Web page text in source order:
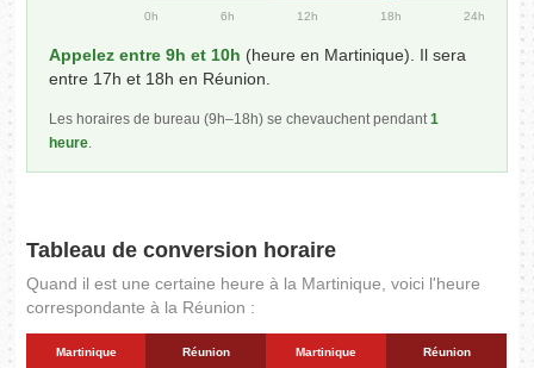
0h 6h 12h 18h 24h
Appelez entre 9h et 10h (heure en Martinique). Il sera
entre 17h et 18h en Réunion.
Les horaires de bureau (9h–18h) se chevauchent pendant1
heure.
Tableau de conversion horaire
Quand il est une certaine heure à la Martinique, voici l'heure
correspondante à la Réunion :
Martinique Réunion Martinique Réunion